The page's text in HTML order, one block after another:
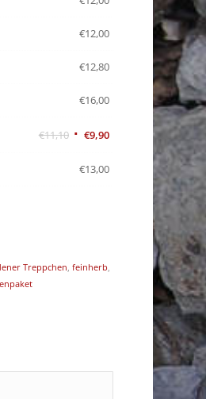
€12,00
€12,80
€16,00
€11,10 €9,90
€13,00
Treppchen,feinherb,